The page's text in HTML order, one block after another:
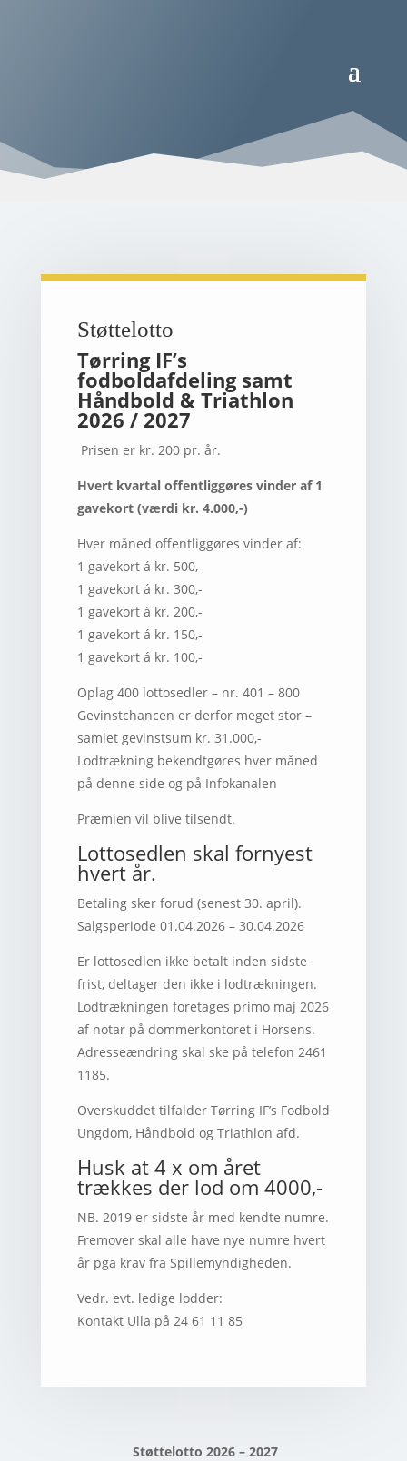
Støttelotto
Tørring IF’s
fodboldafdeling samt
Håndbold & Triathlon
2026 / 2027
Prisen er kr. 200 pr. år.
Hvert kvartal offentliggøres vinder af 1
gavekort (værdi kr. 4.000,-)
Hver måned offentliggøres vinder af:
1 gavekort á kr. 500,-
1 gavekort á kr. 300,-
1 gavekort á kr. 200,-
1 gavekort á kr. 150,-
1 gavekort á kr. 100,-
Oplag 400 lottosedler – nr. 401 – 800
Gevinstchancen er derfor meget stor –
samlet gevinstsum kr. 31.000,-
Lodtrækning bekendtgøres hver måned
på denne side og på Infokanalen
Præmien vil blive tilsendt.
Lottosedlen skal fornyest
hvert år.
Betaling sker forud (senest 30. april).
Salgsperiode 01.04.2026 – 30.04.2026
Er lottosedlen ikke betalt inden sidste
frist, deltager den ikke i lodtrækningen.
Lodtrækningen foretages primo maj 2026
af notar på dommerkontoret i Horsens.
Adresseændring skal ske på telefon 2461
1185.
Overskuddet tilfalder Tørring IF’s Fodbold
Ungdom, Håndbold og Triathlon afd.
Husk at 4 x om året
trækkes der lod om 4000,-
NB. 2019 er sidste år med kendte numre.
Fremover skal alle have nye numre hvert
år pga krav fra Spillemyndigheden.
Vedr. evt. ledige lodder:
Kontakt Ulla på 24 61 11 85
Støttelotto 2026 – 2027